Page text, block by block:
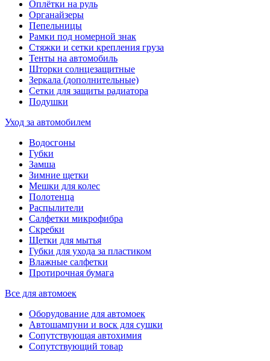
Оплётки на руль
Органайзеры
Пепельницы
Рамки под номерной знак
Стяжки и сетки крепления груза
Тенты на автомобиль
Шторки солнцезащитные
Зеркала (дополнительные)
Сетки для защиты радиатора
Подушки
Уход за автомобилем
Водосгоны
Губки
Замша
Зимние щетки
Мешки для колес
Полотенца
Распылители
Салфетки микрофибра
Скребки
Щетки для мытья
Губки для ухода за пластиком
Влажные салфетки
Протирочная бумага
Все для автомоек
Оборудование для автомоек
Автошампуни и воск для сушки
Сопутствующая автохимия
Сопутствующий товар